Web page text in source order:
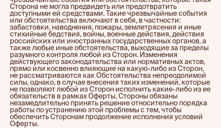
Сторона не могла предвидеть или предотвратить
доступными ей средствами. Такие чрезвычайные события
или обстоятельства включают в себя, в частности:
забастовки, наводнения, пожары, землетрясения и иные
стихийные бедствия, войны, военные действия, действия
российских или иностранных государственных органов, а
также любые иные обстоятельства, выходящие за пределы
разумного контроля любой из Сторон. Изменения
действующего законодательства или нормативных актов,
прямо или косвенно влияющие на какую-либо из Сторон,
не рассматриваются как Обстоятельства непреодолимой
силы, однако, в случае внесения таких изменений, которые
не позволяют любой из Сторон исполнить какие-либо из ее
обязательств в рамках Оферты, Стороны обязаны
незамедлительно принять решение относительно порядка
работы по устранению этой проблемы с тем, чтобы
обеспечить Сторонам продолжение исполнения условий
Оферты.